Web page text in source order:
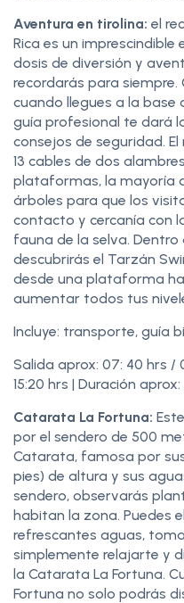
Aventura en tirolina: el
Rica es un imprescindible
dosis de diversión y
recordarás para siempre.
cuando llegues a la base
guía profesional te dará
consejos de seguridad.
13 cables de dos
plataformas, la mayoría
árboles para que los
contacto y cercanía con
fauna de la selva.
descubrirás el Tarzán
desde una plataforma
aumentar todos tus
Incluye: transporte, guía
Salida aprox: 07: 40 hrs /
15:20 hrs | Duración aprox:
Catarata La Fortuna:
por el sendero de 500
Catarata, famosa por
pies) de altura y sus
sendero, observarás
habitan la zona. Puedes
refrescantes aguas,
simplemente relajarte y
la Catarata La Fortuna.
Fortuna no solo podrás